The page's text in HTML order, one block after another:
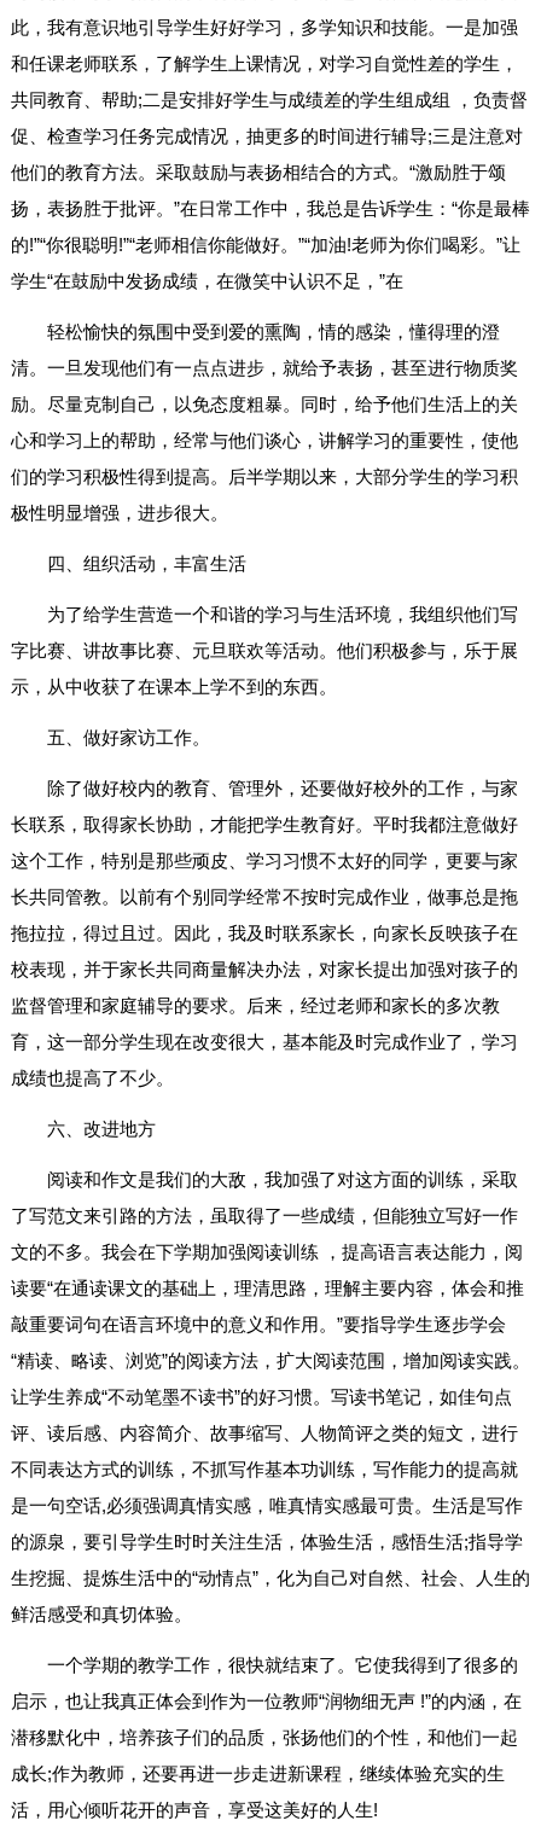
此，我有意识地引导学生好好学习，多学知识和技能。一是加强
和任课老师联系，了解学生上课情况，对学习自觉性差的学生，
共同教育、帮助;二是安排好学生与成绩差的学生组成组 ，负责督
促、检查学习任务完成情况，抽更多的时间进行辅导;三是注意对
他们的教育方法。采取鼓励与表扬相结合的方式。“激励胜于颂
扬，表扬胜于批评。”在日常工作中，我总是告诉学生：“你是最棒
的!”“你很聪明!”“老师相信你能做好。”“加油!老师为你们喝彩。”让
学生“在鼓励中发扬成绩，在微笑中认识不足，”在
轻松愉快的氛围中受到爱的熏陶，情的感染，懂得理的澄
清。一旦发现他们有一点点进步，就给予表扬，甚至进行物质奖
励。尽量克制自己，以免态度粗暴。同时，给予他们生活上的关
心和学习上的帮助，经常与他们谈心，讲解学习的重要性，使他
们的学习积极性得到提高。后半学期以来，大部分学生的学习积
极性明显增强，进步很大。
四、组织活动，丰富生活
为了给学生营造一个和谐的学习与生活环境，我组织他们写
字比赛、讲故事比赛、元旦联欢等活动。他们积极参与，乐于展
示，从中收获了在课本上学不到的东西。
五、做好家访工作。
除了做好校内的教育、管理外，还要做好校外的工作，与家
长联系，取得家长协助，才能把学生教育好。平时我都注意做好
这个工作，特别是那些顽皮、学习习惯不太好的同学，更要与家
长共同管教。以前有个别同学经常不按时完成作业，做事总是拖
拖拉拉，得过且过。因此，我及时联系家长，向家长反映孩子在
校表现，并于家长共同商量解决办法，对家长提出加强对孩子的
监督管理和家庭辅导的要求。后来，经过老师和家长的多次教
育，这一部分学生现在改变很大，基本能及时完成作业了，学习
成绩也提高了不少。
六、改进地方
阅读和作文是我们的大敌，我加强了对这方面的训练，采取
了写范文来引路的方法，虽取得了一些成绩，但能独立写好一作
文的不多。我会在下学期加强阅读训练 ，提高语言表达能力，阅
读要“在通读课文的基础上，理清思路，理解主要内容，体会和推
敲重要词句在语言环境中的意义和作用。”要指导学生逐步学会
“精读、略读、浏览”的阅读方法，扩大阅读范围，增加阅读实践。
让学生养成“不动笔墨不读书”的好习惯。写读书笔记，如佳句点
评、读后感、内容简介、故事缩写、人物简评之类的短文，进行
不同表达方式的训练，不抓写作基本功训练，写作能力的提高就
是一句空话,必须强调真情实感，唯真情实感最可贵。生活是写作
的源泉，要引导学生时时关注生活，体验生活，感悟生活;指导学
生挖掘、提炼生活中的“动情点”，化为自己对自然、社会、人生的
鲜活感受和真切体验。
一个学期的教学工作，很快就结束了。它使我得到了很多的
启示，也让我真正体会到作为一位教师“润物细无声 !”的内涵，在
潜移默化中，培养孩子们的品质，张扬他们的个性，和他们一起
成长;作为教师，还要再进一步走进新课程，继续体验充实的生
活，用心倾听花开的声音，享受这美好的人生!